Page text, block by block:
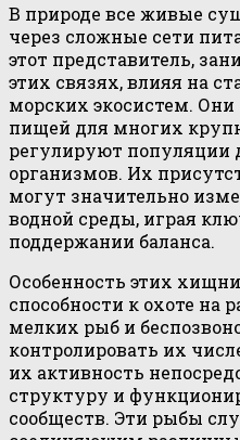
В природе все живые
через сложные сети
этот представитель,
этих связях, влияя на
морских экосистем. Они
пищей для многих
регулируют популяции
организмов. Их
могут значительно
водной среды, играя
поддержании баланса.
Особенность этих
способности к охоте на
мелких рыб и
контролировать их
их активность
структуру и
сообществ. Эти рыбы